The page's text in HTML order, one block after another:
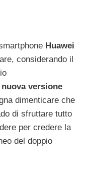
Huawei
considerando il
versione
dimenticare che
di sfruttare tutto
per credere la
del doppio